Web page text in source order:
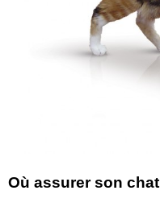
Où assurer son chat